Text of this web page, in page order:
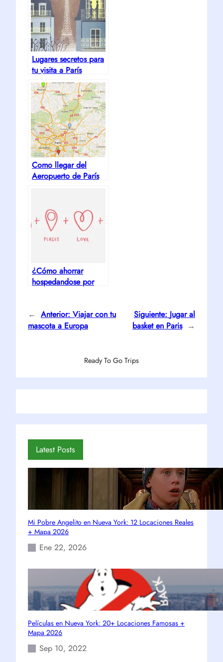
Lugares secretos para
tu visita a París
Como llegar del
Aeropuerto de París
¿Cómo ahorrar
hospedandose por
← Anterior: Viajar con tu
mascota a Europa
Siguiente: Jugar al
basket en Paris →
Ready To Go Trips
Latest Posts
Mi Pobre Angelito en Nueva York: 12 Locaciones Reales
+ Mapa 2026
Ene 22, 2026
Películas en Nueva York: 20+ Locaciones Famosas +
Mapa 2026
Sep 10, 2022